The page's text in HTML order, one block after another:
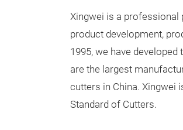
Xingwei is a professional
product development,
1995, we have
are the largest
cutters in China. Xingwei
Standard of Cutters.